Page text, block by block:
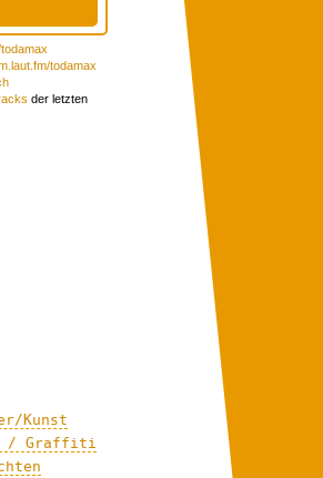
todamax
der letzten
Kunst
/ Graffiti